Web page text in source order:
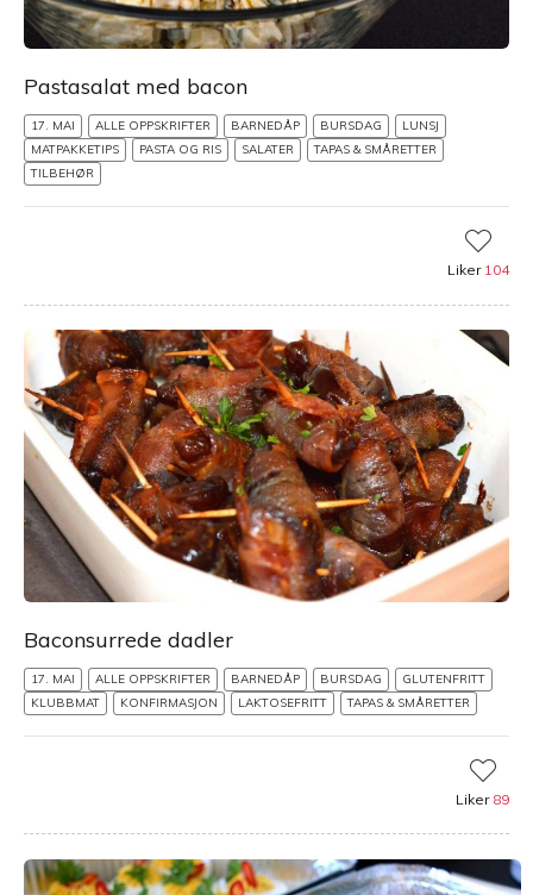
Pastasalat med bacon
17. MAI ALLE OPPSKRIFTER BARNEDÅP BURSDAG
LUNSJ
MATPAKKETIPS
PASTA OG RIS SALATER
TAPAS & SMÅRETTER
TILBEHØR
Liker 104
Baconsurrede dadler
17. MAI ALLE OPPSKRIFTER BARNEDÅP BURSDAG
GLUTENFRITT
KLUBBMAT
KONFIRMASJON LAKTOSEFRITT TAPAS & SMÅRETTER
Liker 89